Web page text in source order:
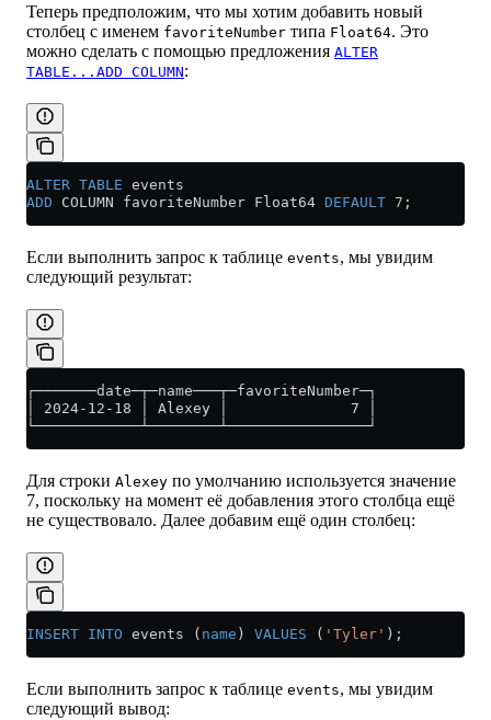
Теперь предположим, что мы хотим добавить новый
столбец с именем favoriteNumber типа Float64. Это
можно сделать с помощью предложения ALTER
TABLE...ADD COLUMN:
ALTER TABLE events
ADD COLUMN favoriteNumber Float64 DEFAULT 7 ;
Если выполнить запрос к таблице events, мы увидим
следующий результат:
┌───────date─┬─name───┬─favoriteNumber─┐
│ 2024-12-18 │ Alexey │              7 │
└────────────┴────────┴────────────────┘
Для строки Alexey по умолчанию используется значение
7, поскольку на момент её добавления этого столбца ещё
не существовало. Далее добавим ещё один столбец:
INSERT INTO events ( name ) VALUES ( 'Tyler' );
Если выполнить запрос к таблице events, мы увидим
следующий вывод: